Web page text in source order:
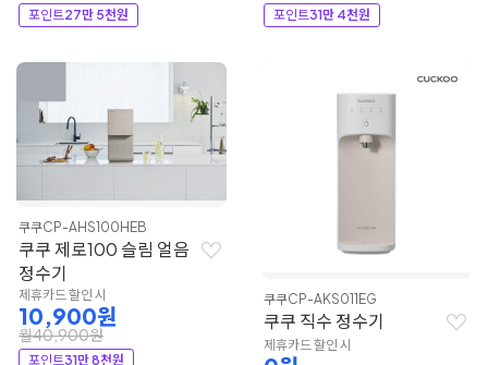
포인트27만 5천원 포인트31만 4천원
쿠쿠CP-AHS100HEB
쿠쿠 제로100 슬림 얼음
정수기
제휴카드 할인 시
10,900원
월40,900원
포인트31만 8천원
쿠쿠CP-AKS011EG
쿠쿠 직수 정수기
제휴카드 할인 시